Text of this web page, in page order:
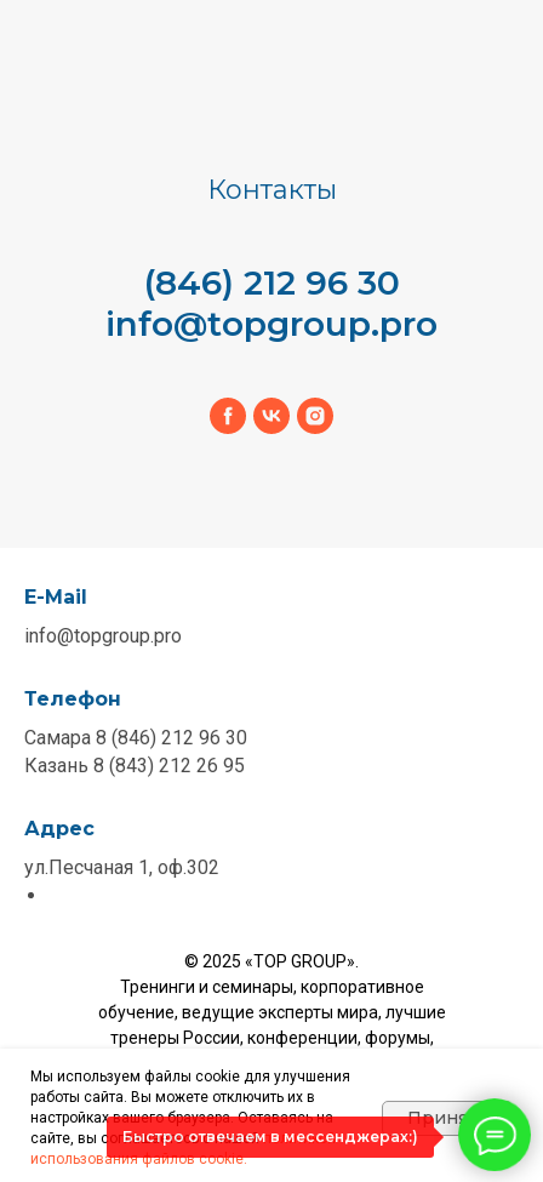
Контакты
(846) 212 96 30
info@topgroup.pro
E-Mail
info@topgroup.pro
Телефон
Самара 8 (846) 212 96 30
Казань 8 (843) 212 26 95
Адрес
ул.Песчаная 1, оф.302
Политика конфиденциальности
© 2025 «TOP GROUP».
Тренинги и семинары, корпоративное
обучение, ведущие эксперты мира, лучшие
тренеры России, конференции, форумы,
программы активного отдыха.
Сайт запустил
О компании
Договор публичной оферты
Согласие на обработку
Мы используем файлы cookie для улучшения
работы сайта. Вы можете отключить их в
настройках вашего браузера. Оставаясь на
сайте, вы соглашаетесь с нашейполитикой
использования файлов cookie.
Принять
Быстро отвечаем в мессенджерах:)